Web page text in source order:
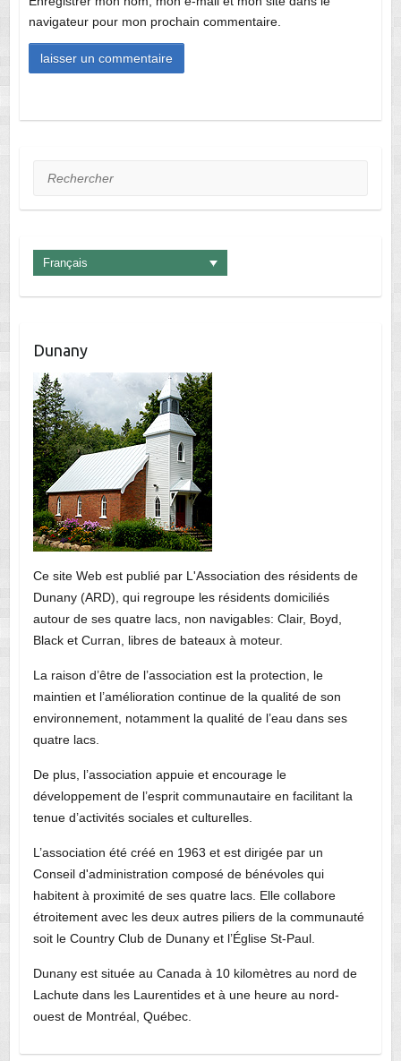
navigateur pour mon prochain commentaire.
Rechercher
Français
Dunany
Ce site Web est publié par L'Association des résidents de
Dunany (ARD), qui regroupe les résidents domiciliés
autour de ses quatre lacs, non navigables: Clair, Boyd,
Black et Curran, libres de bateaux à moteur.
La raison d’être de l’association est la protection, le
maintien et l’amélioration continue de la qualité de son
environnement, notamment la qualité de l’eau dans ses
quatre lacs.
De plus, l’association appuie et encourage le
développement de l’esprit communautaire en facilitant la
tenue d’activités sociales et culturelles.
L’association été créé en 1963 et est dirigée par un
Conseil d'administration composé de bénévoles qui
habitent à proximité de ses quatre lacs. Elle collabore
étroitement avec les deux autres piliers de la communauté
soit le Country Club de Dunany et l’Église St-Paul.
Dunany est située au Canada à 10 kilomètres au nord de
Lachute dans les Laurentides et à une heure au nord-
ouest de Montréal, Québec.